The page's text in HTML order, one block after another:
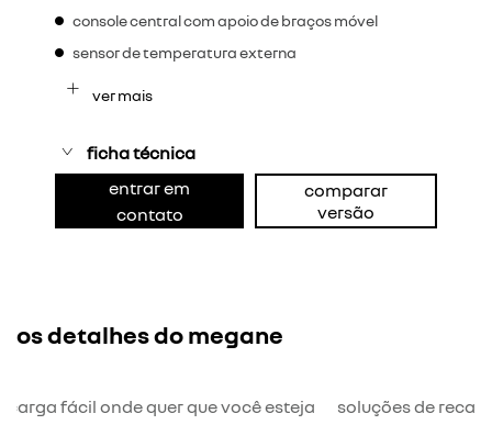
console central com apoio de braços móvel
sensor de temperatura externa
ver mais
ficha técnica
entrar em
contato
comparar
versão
os detalhes do megane
fácil onde quer que você esteja soluções de